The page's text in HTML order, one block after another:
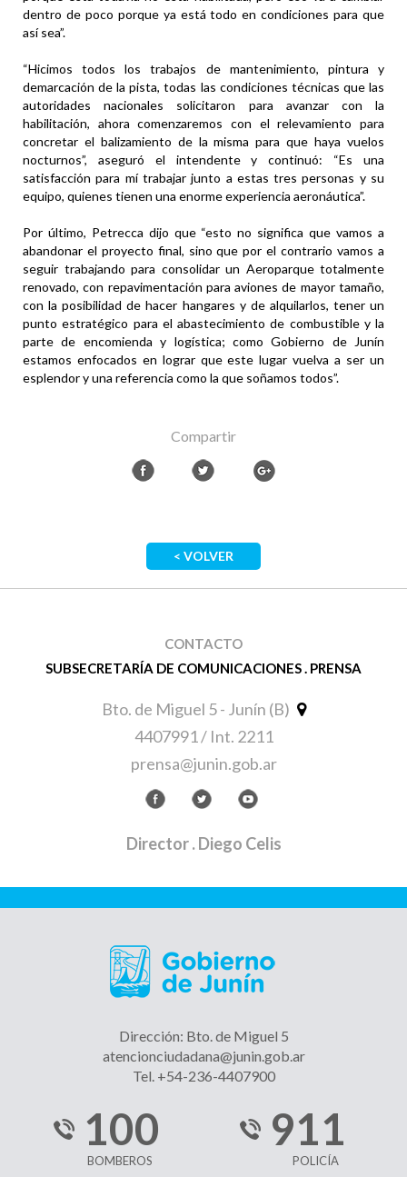
dentro de poco porque ya está todo en condiciones para que
así sea”.
“Hicimos todos los trabajos de mantenimiento, pintura y
demarcación de la pista, todas las condiciones técnicas que las
autoridades nacionales solicitaron para avanzar con la
habilitación, ahora comenzaremos con el relevamiento para
concretar el balizamiento de la misma para que haya vuelos
nocturnos”, aseguró el intendente y continuó: “Es una
satisfacción para mí trabajar junto a estas tres personas y su
equipo, quienes tienen una enorme experiencia aeronáutica”.
Por último, Petrecca dijo que “esto no significa que vamos a
abandonar el proyecto final, sino que por el contrario vamos a
seguir trabajando para consolidar un Aeroparque totalmente
renovado, con repavimentación para aviones de mayor tamaño,
con la posibilidad de hacer hangares y de alquilarlos, tener un
punto estratégico para el abastecimiento de combustible y la
parte de encomienda y logística; como Gobierno de Junín
estamos enfocados en lograr que este lugar vuelva a ser un
esplendor y una referencia como la que soñamos todos”.
Compartir
< VOLVER
CONTACTO
SUBSECRETARÍA DE COMUNICACIONES . PRENSA
Bto. de Miguel 5 - Junín (B)
4407991 / Int. 2211
prensa@junin.gob.ar
Director. Diego Celis
Dirección: Bto. de Miguel 5
atencionciudadana@junin.gob.ar
Tel. +54-236-4407900
100
BOMBEROS
911
POLICÍA